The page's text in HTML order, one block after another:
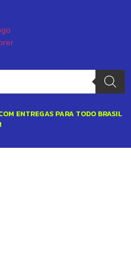
ENTREGAS PARA TODO BRASIL